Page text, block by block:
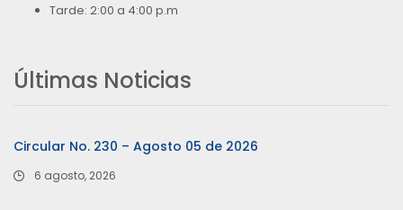
Tarde: 2:00 a 4:00 p.m
Últimas Noticias
Circular No. 230 – Agosto 05 de 2026
6 agosto, 2026